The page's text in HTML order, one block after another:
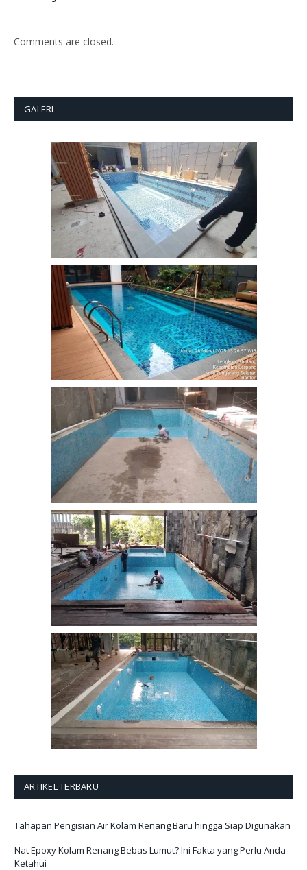
Comments are closed.
GALERI
ARTIKEL TERBARU
Tahapan Pengisian Air Kolam Renang Baru hingga Siap Digunakan
Nat Epoxy Kolam Renang Bebas Lumut? Ini Fakta yang Perlu Anda
Ketahui